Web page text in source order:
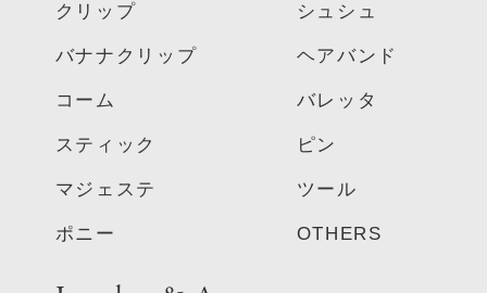
クリップ
バナナクリップ
コーム
スティック
マジェステ
ポニー
シュシュ
ヘアバンド
バレッタ
ピン
ツール
OTHERS